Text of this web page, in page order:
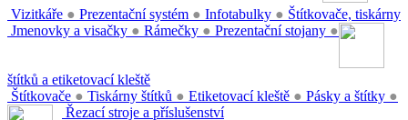
Vizitkáře ● Prezentační systém ● Infotabulky ●
Jmenovky a visačky ● Rámečky ● Prezentační stojany ●
Štítkovače, tiskárny
štítků a etiketovací kleště
Štítkovače ● Tiskárny štítků ● Etiketovací kleště ● Pásky a štítky ●
Řezací stroje a příslušenství